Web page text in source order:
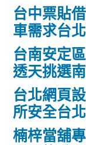
台中票貼
車需求台
台南安定
透天挑選
台北網頁
所安全台
楠梓當舖